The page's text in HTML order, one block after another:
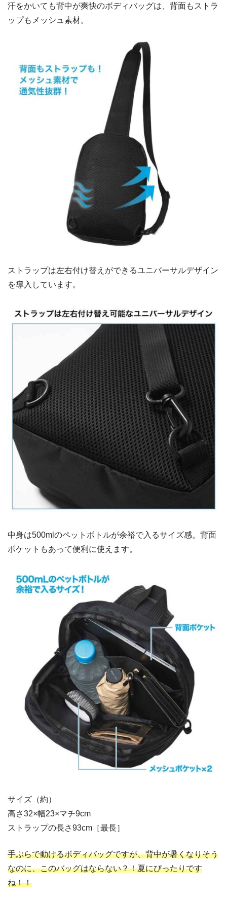
汗をかいても背中が爽快のボディバッグは、背面もストラ
ップもメッシュ素材。
ストラップは左右付け替えができるユニバーサルデザイン
を導入しています。
中身は500mlのペットボトルが余裕で入るサイズ感。背面
ポケットもあって便利に使えます。
サイズ（約）
高さ32×幅23×マチ9cm
ストラップの長さ93cm［最長］
手ぶらで動けるボディバッグですが、背中が暑くなりそう
なのに、このバッグはならない？！夏にぴったりです
ね！！